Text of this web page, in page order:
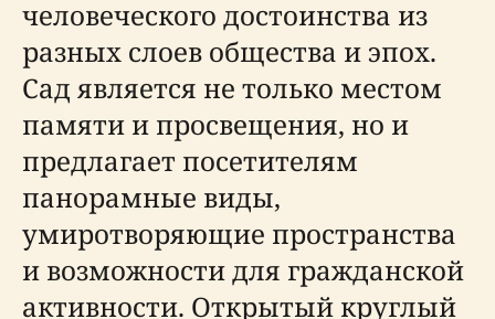
человеческого достоинства из
разных слоев общества и эпох.
Сад является не только местом
памяти и просвещения, но и
предлагает посетителям
панорамные виды,
умиротворяющие пространства
и возможности для гражданской
активности. Открытый круглый